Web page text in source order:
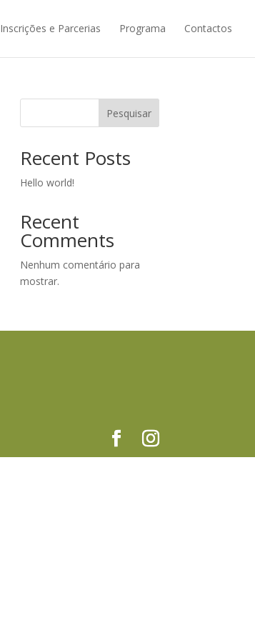
Inscrições e Parcerias Programa Contactos
Pesquisar
Recent Posts
Hello world!
Recent
Comments
Nenhum comentário para
mostrar.